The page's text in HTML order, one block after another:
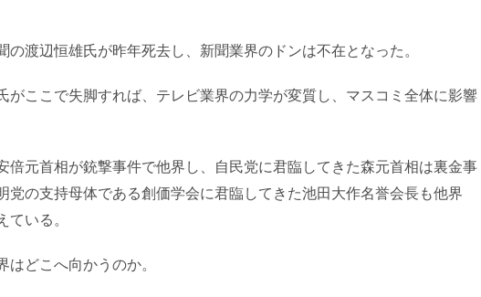
渡辺恒雄氏が昨年死去し、新聞業界のドンは不在となった。
がここで失脚すれば、テレビ業界の力学が変質し、マスコミ全体に影響
倍元首相が銃撃事件で他界し、自民党に君臨してきた森元首相は裏金事
党の支持母体である創価学会に君臨してきた池田大作名誉会長も他界
いる。
どこへ向かうのか。